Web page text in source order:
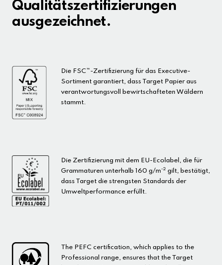
Qualitätszertifizierungen
ausgezeichnet.
Die FSC™-Zertifizierung für das Executive-
Sortiment garantiert, dass Target Papier aus
verantwortungsvoll bewirtschafteten Wäldern
stammt.
Die Zertifizierung mit dem EU-Ecolabel, die für
Grammaturen unterhalb 160 g/m-2 gilt, bestätigt,
dass Target die strengsten Standards der
Umweltperformance erfüllt.
The PEFC certification, which applies to the
Professional range, ensures that the Target